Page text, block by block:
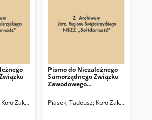
Koło Zakładowe NSZZ "Solidarność" przy Urzędzie
Pismo do Niezależnego
Samorządnego Związku
Zawodowego
preliminarzem
Piasek, Tadeusz Koło Zakładowe